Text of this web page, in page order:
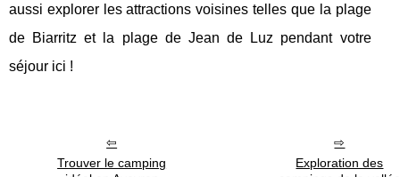
aussi explorer les attractions voisines telles que la plage
de Biarritz et la plage de Jean de Luz pendant votre
séjour ici !
Trouver le camping
Exploration des